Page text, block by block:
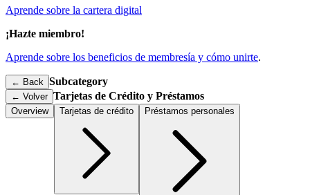
Aprende sobre la cartera digital
¡Hazte miembro!
Aprende sobre los beneficios de membresía y cómo unirte.
← Back Subcategory
← Volver Tarjetas de Crédito y Préstamos
Overview Tarjetas de crédito Préstamos personales